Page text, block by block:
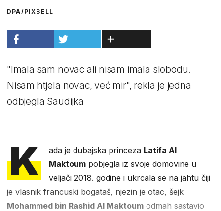
DPA/PIXSELL
"Imala sam novac ali nisam imala slobodu.
Nisam htjela novac, već mir", rekla je jedna
odbjegla Saudijka
K ada je dubajska princeza Latifa Al
Maktoum pobjegla iz svoje domovine u
veljači 2018. godine i ukrcala se na jahtu čiji
je vlasnik francuski bogataš, njezin je otac, šejk
Mohammed bin Rashid Al Maktoum odmah sastavio